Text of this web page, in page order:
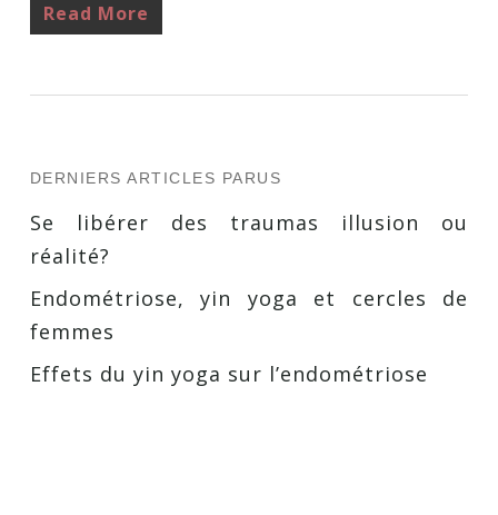
Read More
DERNIERS ARTICLES PARUS
Se libérer des traumas illusion ou
réalité?
Endométriose, yin yoga et cercles de
femmes
Effets du yin yoga sur l’endométriose